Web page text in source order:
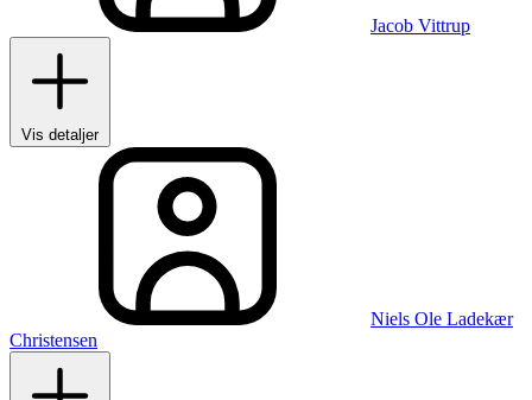
Jacob Vittrup
Vis detaljer
Niels Ole Ladekær
Christensen